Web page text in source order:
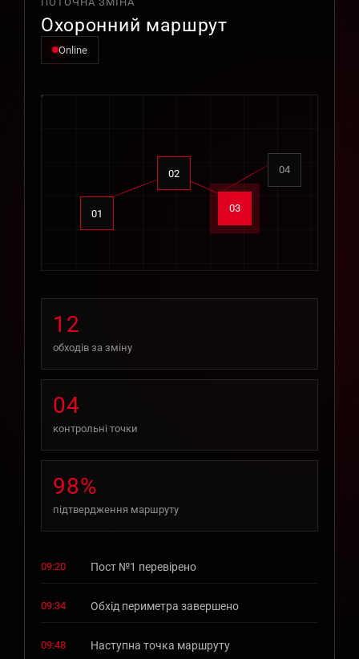
Охоронний маршрут
Online
01
02
03
04
12
обходів за зміну
04
контрольні точки
98%
підтвердження маршруту
09:20 Пост №1 перевірено
09:34 Обхід периметра завершено
09:48 Наступна точка маршруту